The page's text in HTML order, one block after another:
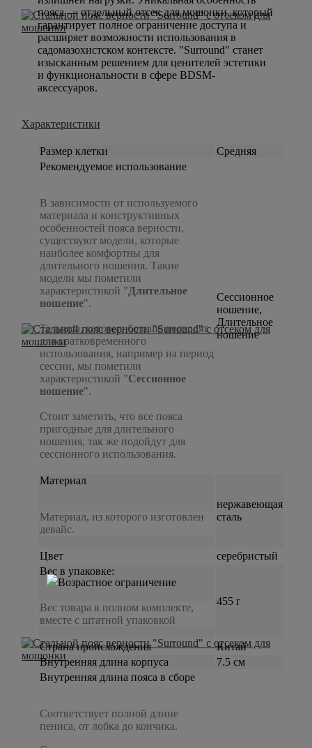
пояса — отдельный отсек для мошонки, который
гарантирует полное ограничение доступа и
расширяет возможности использования в
садомазохистском контексте. "Surround" станет
изысканным решением для ценителей эстетики
и функциональности в сфере BDSM-
аксессуаров.
Характеристики
Размер клетки
Средняя
Рекомендуемое использование
В зависимости от используемого
материала и конструктивных
особенностей пояса верности,
существуют модели, которые
наиболее комфортны для
длительного ношения. Такие
модели мы пометили
характеристикой "Длительное
ношение".
Те пояса, которые больше подходят
для кратковременного
использования, например на период
сессии, мы пометили
характеристикой "Сессионное
ношение".
Стоит заметить, что все пояса
пригодные для длительного
ношения, так же подойдут для
сессионного использования.
Сессионное
ношение,
Длительное
ношение
Материал
Материал, из которого изготовлен
девайс.
нержавеющая
сталь
Цвет
серебристый
Вес в упаковке:
Вес товара в полном комплекте,
вместе с штатной упаковкой
455 г
Страна происхождения
Китай
Внутренняя длина корпуса
7.5 см
Внутренняя длина пояса в сборе
Соответствует полной длине
пениса, от лобка до кончика.